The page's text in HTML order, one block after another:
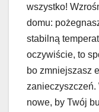
wszystko!
domu:
stabilną
oczywiście, to
bo zmniejszasz
zanieczyszczeń.
nowe, by Twój